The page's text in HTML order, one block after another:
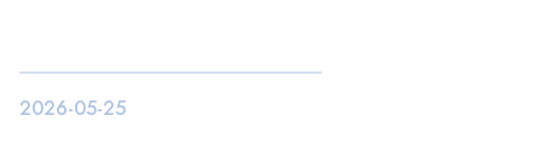
2026-05-25